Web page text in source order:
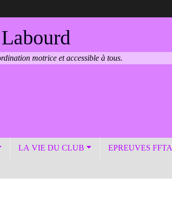
motrice et accessible à tous.
LA VIE DU CLUB EPREUVES FFTA